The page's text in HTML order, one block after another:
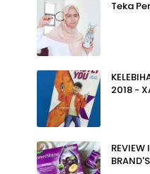
Teka
2018 -